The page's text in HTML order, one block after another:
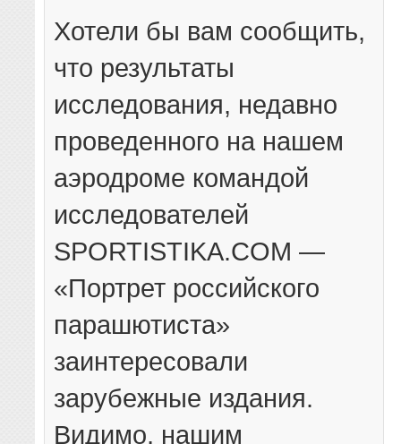
Хотели бы вам сообщить,
что результаты
исследования, недавно
проведенного на нашем
аэродроме командой
исследователей
SPORTISTIKA.COM —
«Портрет российского
парашютиста»
заинтересовали
зарубежные издания.
Видимо, нашим